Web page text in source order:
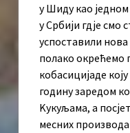
у Шиду као
у Србији гдје смо
успоставили
полако окрећемо
кобасицијаде
годину заредом
Kукуљама, а
месних производа